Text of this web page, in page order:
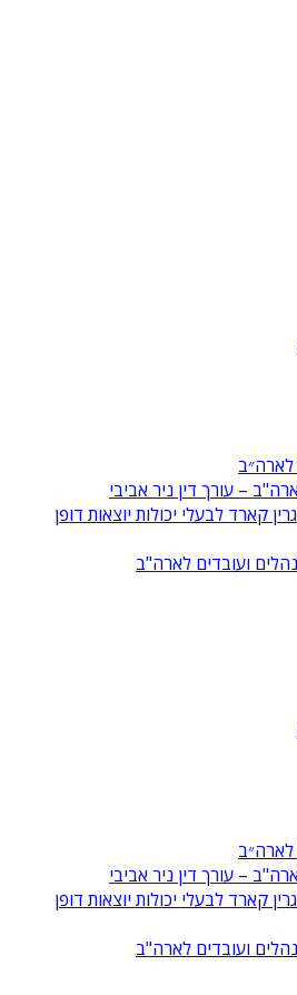
ויזת EB-1/O1 גרין קארד לבעלי יכולות יוצאות דופן
ויזת EB-1/O1 גרין קארד לבעלי יכולות יוצאות דופן